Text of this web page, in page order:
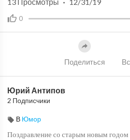
0
Поделиться
Юрий Антипов
2 Подписчики
В Юмор
Поздравление со старым новым